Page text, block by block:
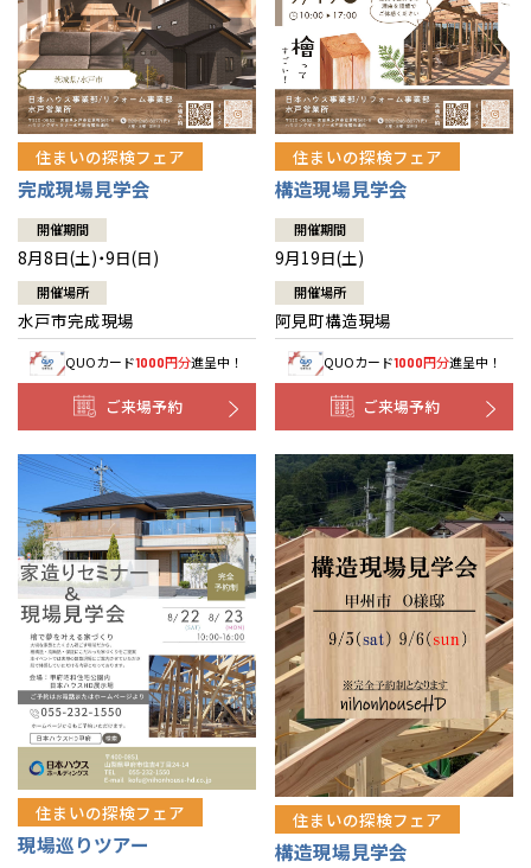
住まいの探検フェア
完成現場見学会
開催期間
8月8日(土)・9日(日)
開催場所
水戸市完成現場
QUOカード1000円分進呈中！
ご来場予約
住まいの探検フェア
構造現場見学会
開催期間
9月19日(土)
開催場所
阿見町構造現場
QUOカード1000円分進呈中！
ご来場予約
住まいの探検フェア
現場巡りツアー
住まいの探検フェア
構造現場見学会